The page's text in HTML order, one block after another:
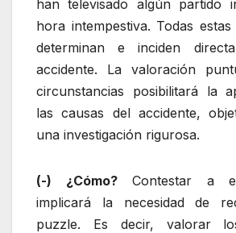
han televisado algún partido
hora intempestiva. Todas
determinan e inciden
accidente. La valoración
circunstancias posibilitará la
las causas del accidente,
una investigación rigurosa.
(-) ¿Cómo?Contestar a
implicará la necesidad de
puzzle. Es decir, valorar